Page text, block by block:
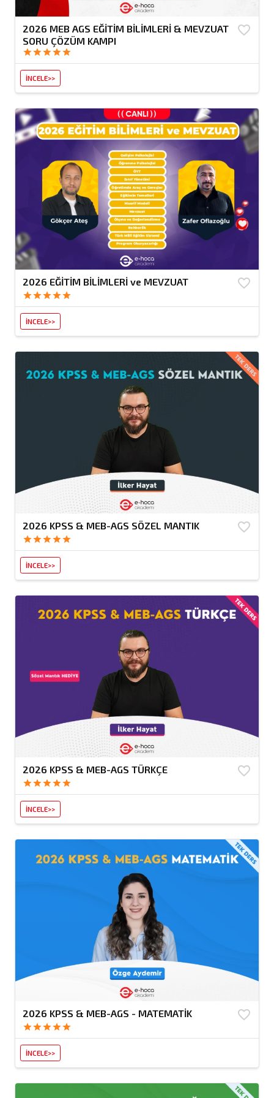
2026 MEB AGS EĞİTİM BİLİMLERİ & MEVZUAT
SORU ÇÖZÜM KAMPI
favorite_border
starstarstarstarstar
İNCELE>>
2026 EĞİTİM BİLİMLERİ ve MEVZUAT favorite_border
starstarstarstarstar
İNCELE>>
2026 KPSS & MEB-AGS SÖZEL MANTIK favorite_border
starstarstarstarstar
İNCELE>>
2026 KPSS & MEB-AGS TÜRKÇE favorite_border
starstarstarstarstar
İNCELE>>
2026 KPSS & MEB-AGS - MATEMATİK favorite_border
starstarstarstarstar
İNCELE>>